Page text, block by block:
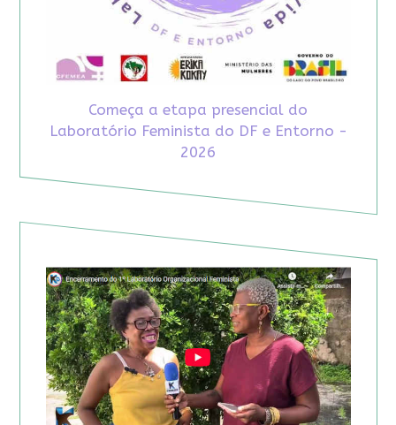
Começa a etapa presencial do
Laboratório Feminista do DF e Entorno -
2026